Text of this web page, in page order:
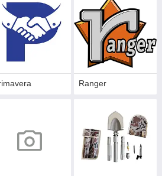
Ranger